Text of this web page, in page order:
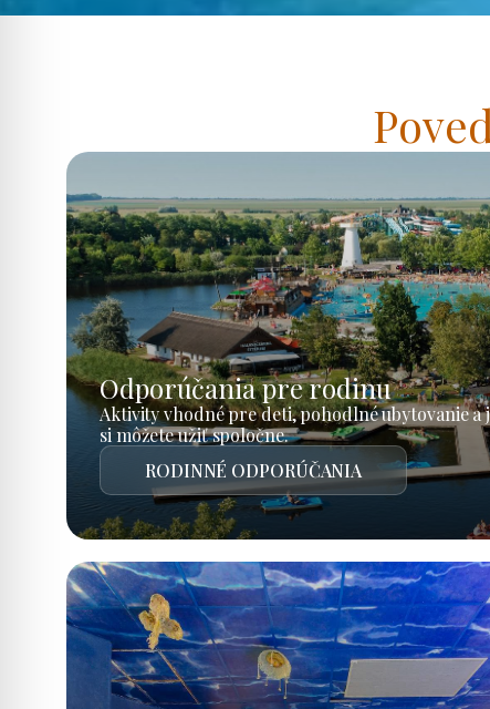
Odporúčania pre rodinu
Aktivity vhodné pre deti, pohodlné ubytovanie a
si môžete užiť spoločne.
RODINNÉ ODPORÚČANIA